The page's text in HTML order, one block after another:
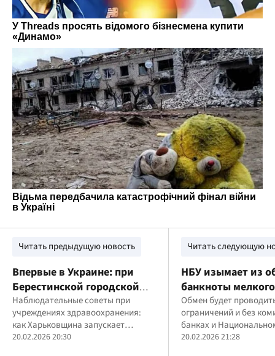
Читать предыдущую новость
Впервые в Украине: при
Берестинской городской
больнице заработал
наблюдательный совет
Наблюдательные советы при
учреждениях здравоохранения:
как Харьковщина запускает
механизм прозрачности?
20.02.2026 20:30
Читать следующую
НБУ изымает из
банкноты мелкого
номинала
Обмен будет
ограничений и без
банках и
20.02.2026 21:28